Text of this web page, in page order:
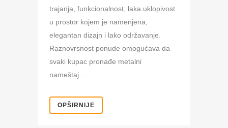
trajanja, funkcionalnost, laka uklopivost
u prostor kojem je namenjena,
elegantan dizajn i lako održavanje.
Raznovrsnost ponude omogućava da
svaki kupac pronađe metalni
nameštaj...
OPŠIRNIJE